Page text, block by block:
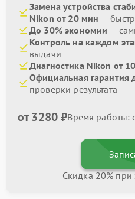
Замена устройства
Nikon от 20 мин —
До 30% экономии —
Контроль на каждом
выдачи
Диагностика Nikon от
Официальная гарантия
проверки результата
от 3280 ₽Время работы:
Скидка 20% при